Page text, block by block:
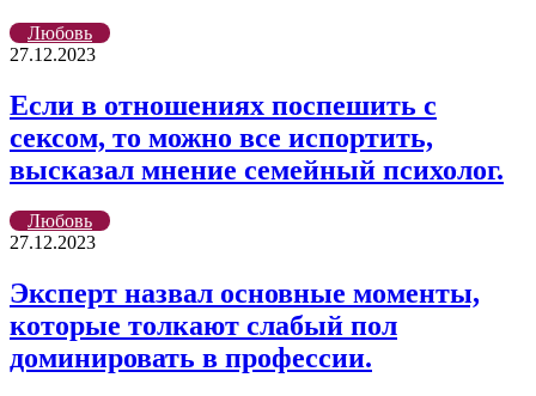
Любовь
27.12.2023
Если в отношениях поспешить с
сексом, то можно все испортить,
высказал мнение семейный психолог.
Любовь
27.12.2023
Эксперт назвал основные моменты,
которые толкают слабый пол
доминировать в профессии.